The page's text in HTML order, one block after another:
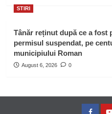
STIRI
Tânăr reținut după ce a fost
permisul suspendat, pe
municipiului Roman
August 6, 2026 0